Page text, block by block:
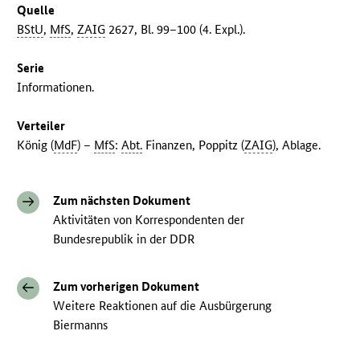
Quelle
BStU, MfS,ZAIG 2627, Bl. 99–100 (4. Expl.).
Serie
Informationen.
Verteiler
König (MdF) – MfS:Abt. Finanzen, Poppitz (ZAIG), Ablage.
Zum nächsten Dokument
Aktivitäten von Korrespondenten der
Bundesrepublik in der DDR
Zum vorherigen Dokument
Weitere Reaktionen auf die Ausbürgerung
Biermanns